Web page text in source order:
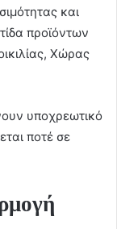
και
προϊόντων
Χώρας
υποχρεωτικό
ποτέ σε